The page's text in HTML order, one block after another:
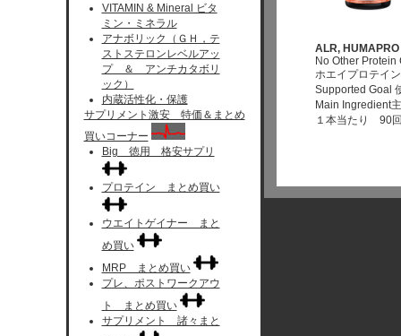
VITAMIN & Mineral ビタ
ミン・ミネラル
アナボリック（ＧＨ，テ
ストステロンレベルアッ
プ ＆ アンチカタボリ
ック）
内蔵活性化・保護
サプリメント激安 特価＆まとめ
買いコーナー
Big 徳用 格安サプリ
プロテイン まとめ買い
ウエイトゲイナー まと
め買い
MRP まとめ買い
プレ、ポストワークアウ
ト まとめ買い
サプリメント 諸々まと
ALR,
No Other
ホエイプロテイ
Supported Goal
Main Ingredient
１本当たり 90